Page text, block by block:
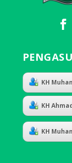
KH
KH
KH